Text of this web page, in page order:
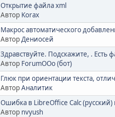
Открытие файла xml
Автор Korax
Макрос автоматического
Автор Дениосей
Здравствуйте. Подскажите, . Есть
Автор ForumOOo (бот)
Глюк при ориентации текста,
АвторАналитик
Ошибка в LibreOffice Calc
Автор nvyush